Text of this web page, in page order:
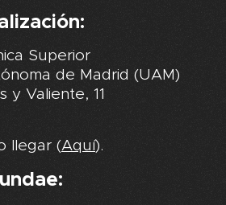
Superior
de Madrid (UAM)
y Valiente, 11
llegar (Aquí).